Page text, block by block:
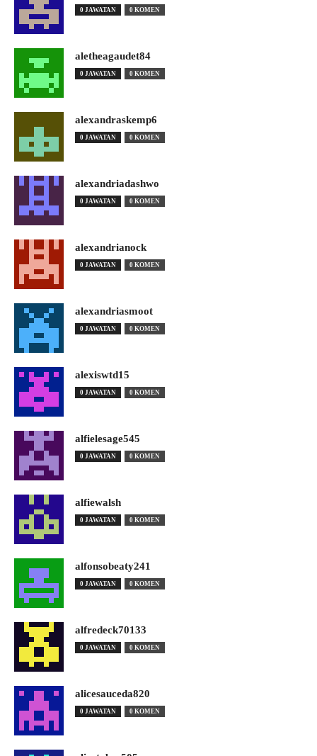
0 JAWATAN 0 KOMEN
aletheagaudet84
0 JAWATAN 0 KOMEN
alexandraskemp6
0 JAWATAN 0 KOMEN
alexandriadashwo
0 JAWATAN 0 KOMEN
alexandrianock
0 JAWATAN 0 KOMEN
alexandriasmoot
0 JAWATAN 0 KOMEN
alexiswtd15
0 JAWATAN 0 KOMEN
alfielesage545
0 JAWATAN 0 KOMEN
alfiewalsh
0 JAWATAN 0 KOMEN
alfonsobeaty241
0 JAWATAN 0 KOMEN
alfredeck70133
0 JAWATAN 0 KOMEN
alicesauceda820
0 JAWATAN 0 KOMEN